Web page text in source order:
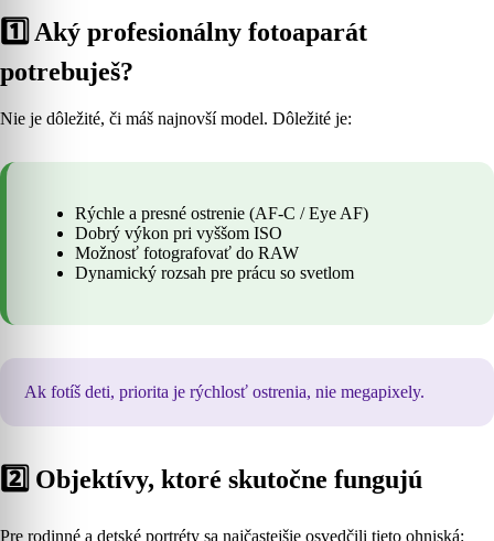
1️⃣ Aký profesionálny fotoaparát
potrebuješ?
Nie je dôležité, či máš najnovší model. Dôležité je:
Rýchle a presné ostrenie (AF-C / Eye AF)
Dobrý výkon pri vyššom ISO
Možnosť fotografovať do RAW
Dynamický rozsah pre prácu so svetlom
Ak fotíš deti, priorita je rýchlosť ostrenia, nie megapixely.
2️⃣ Objektívy, ktoré skutočne fungujú
Pre rodinné a detské portréty sa najčastejšie osvedčili tieto ohniská: